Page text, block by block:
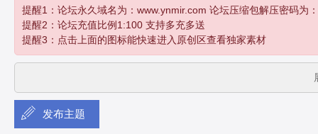
传
提醒1：论坛永久域名为：www.ynmir.com 论坛压缩包解压密码为
提醒2：论坛充值比例1:100 支持多充多送
提醒3：点击上面的图标能快速进入原创区查看独家素材
发布主题